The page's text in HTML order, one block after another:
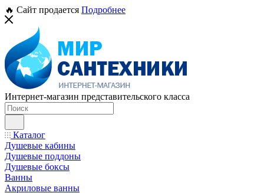
🔥 Сайт продается Подробнее
Интернет-магазин представительского класса
Каталог
Душевые кабины
Душевые поддоны
Душевые боксы
Ванны
Акриловые ванны